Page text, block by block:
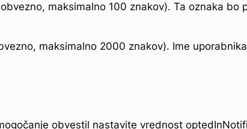
maksimalno 100 znakov). Ta oznaka bo
maksimalno 2000 znakov). Ime
obvestil nastavite vrednost